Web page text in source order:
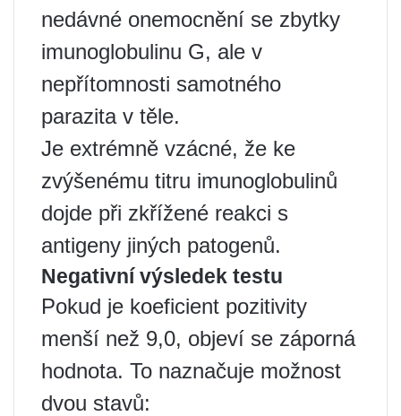
nedávné onemocnění se zbytky
imunoglobulinu G, ale v
nepřítomnosti samotného
parazita v těle.
Je extrémně vzácné, že ke
zvýšenému titru imunoglobulinů
dojde při zkřížené reakci s
antigeny jiných patogenů.
Negativní výsledek testu
Pokud je koeficient pozitivity
menší než 9,0, objeví se záporná
hodnota. To naznačuje možnost
dvou stavů: